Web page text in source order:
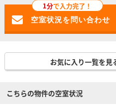
1分で入力完了！
お気に入り一覧を見
こちらの物件の空室状況